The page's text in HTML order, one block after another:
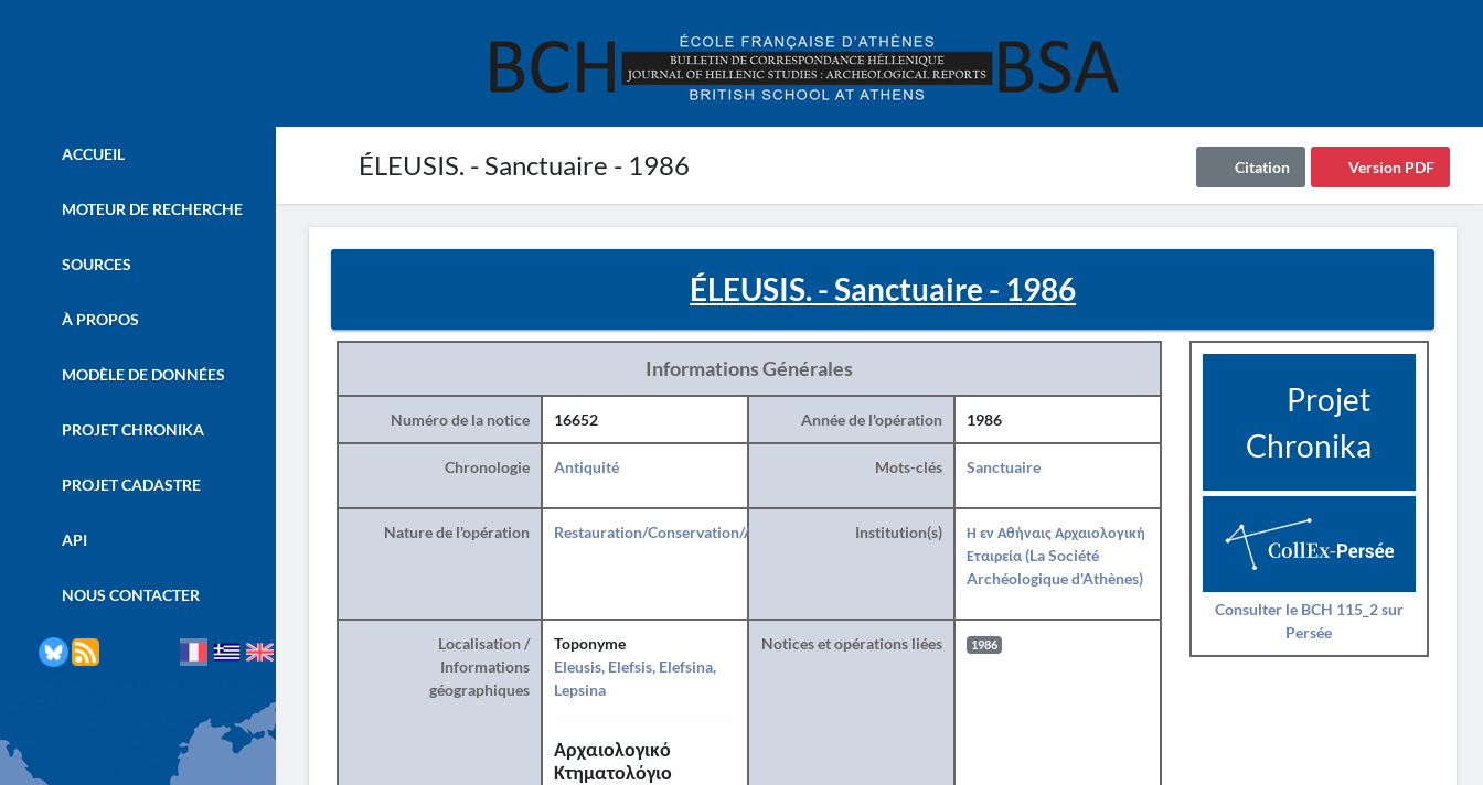
ÉLEUSIS. - Sanctuaire - 1986 Version PDF
Citation
ACCUEIL
MOTEUR DE RECHERCHE
SOURCES
À PROPOS
MODÈLE DE DONNÉES
PROJET CHRONIKA
PROJET CADASTRE
API
NOUS CONTACTER
ÉLEUSIS. - Sanctuaire - 1986
Informations Générales
Numéro de la notice 16652 Année de l'opération 1986
Chronologie Antiquité Mots-clés Sanctuaire
Nature de l'opération Restauration/Conservation/Anastylose Institution(s)
Η εν Αθήναις Αρχαιολογική
Εταιρεία (La Société
Archéologique d'Athènes)
Localisation /
Informations
géographiques
Toponyme
Eleusis, Elefsis, Elefsina,
Lepsina
Αρχαιολογικό
Κτηματολόγιο
Notices et opérations liées 1986
Projet
Chronika
Consulter le BCH 115_2 sur
Persée